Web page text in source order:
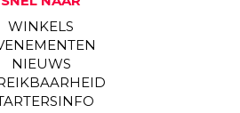
WINKELS
NIEUWS